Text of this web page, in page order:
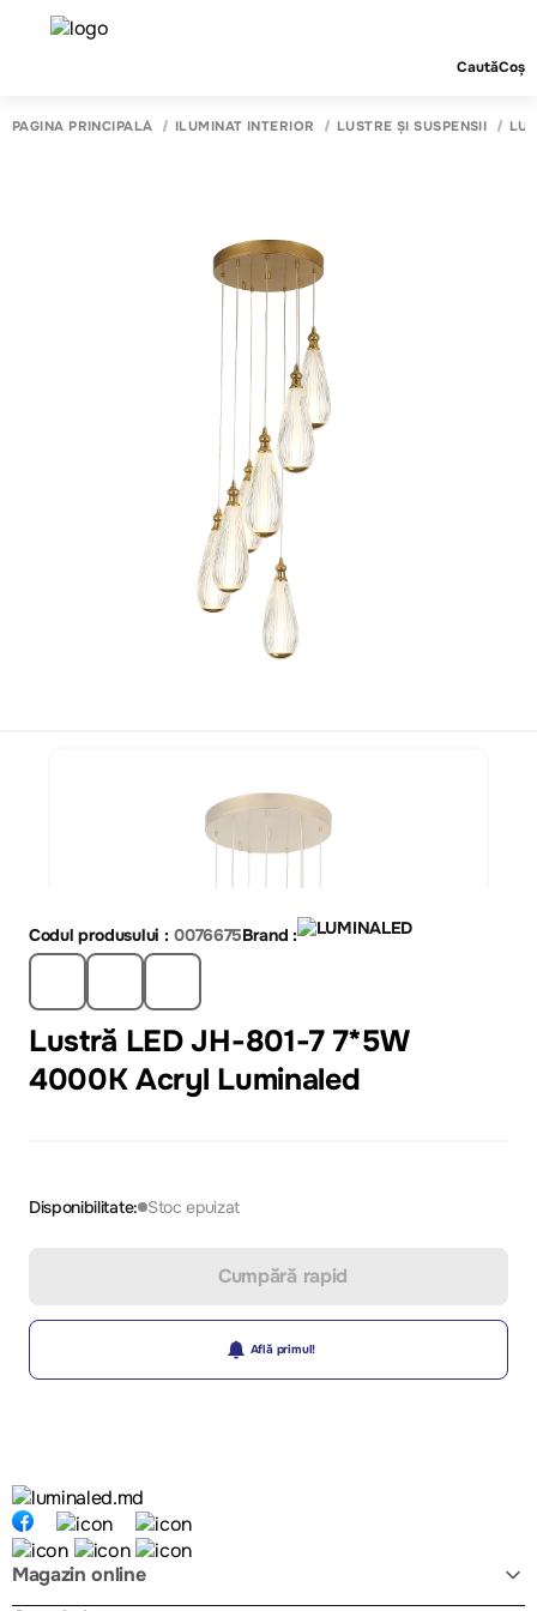
CautăCoș
PAGINA PRINCIPALĂ ILUMINAT INTERIOR LUSTRE ȘI SUSPENSII
Codul produsului : 0076675Brand :
Lustră LED JH-801-7 7*5W
4000K Acryl Luminaled
Disponibilitate: Stoc epuizat
Cumpără rapid
Află primul!
Magazin online